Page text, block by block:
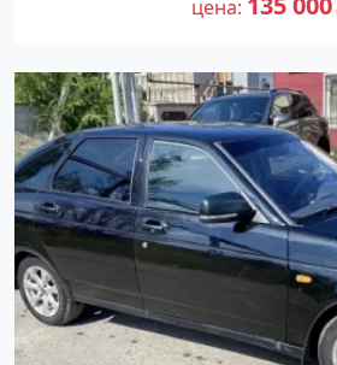
цена